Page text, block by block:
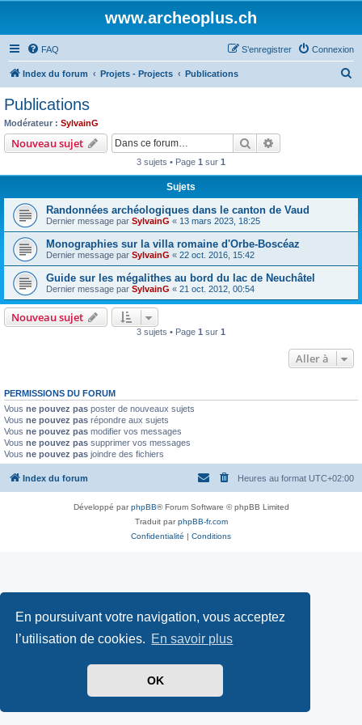
En poursuivant votre navigation, vous acceptez
l’utilisation de cookies. En savoir plus
OK
www.archeoplus.ch
FAQ Connexion
S’enregistrer
Index du forum Projets - Projects Publications
Publications
Modérateur : SylvainG
Nouveau sujet Rechercher
3 sujets • Page 1 sur 1
Sujets
Randonnées archéologiques dans le canton de Vaud
Dernier message par SylvainG « 13 mars 2023, 18:25
Monographies sur la villa romaine d'Orbe-Boscéaz
Dernier message par SylvainG « 22 oct. 2016, 15:42
Guide sur les mégalithes au bord du lac de Neuchâtel
Dernier message par SylvainG « 21 oct. 2012, 00:54
Nouveau sujet
3 sujets • Page 1 sur 1
Aller à
PERMISSIONS DU FORUM
Vous ne pouvez pas poster de nouveaux sujets
Vous ne pouvez pas répondre aux sujets
Vous ne pouvez pas modifier vos messages
Vous ne pouvez pas supprimer vos messages
Vous ne pouvez pas joindre des fichiers
Index du forum Heures au format UTC+02:00
Développé parphpBB® Forum Software © phpBB Limited
Traduit parphpBB-fr.com
Confidentialité | Conditions